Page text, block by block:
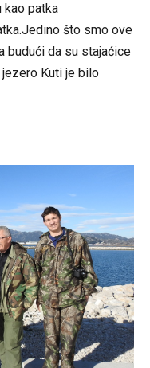
kao patka
što smo ove
budući da su stajaćice
Kuti je bilo